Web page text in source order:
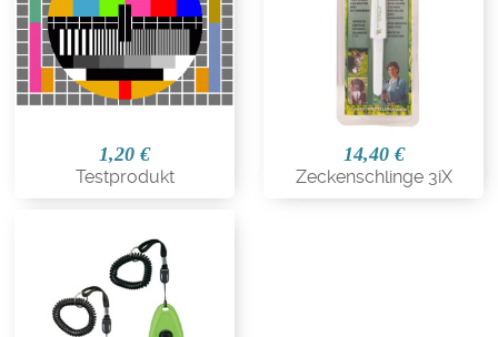
1,20 €
Testprodukt
14,40 €
Zeckenschlinge 3iX